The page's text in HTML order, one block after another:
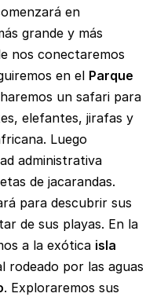
en
grande y más
nos conectaremos
en el Parque
un safari para
elefantes, jirafas y
Luego
administrativa
de jacarandas.
para descubrir sus
de sus playas. En la
a la exótica isla
rodeado por las aguas
. Exploraremos sus